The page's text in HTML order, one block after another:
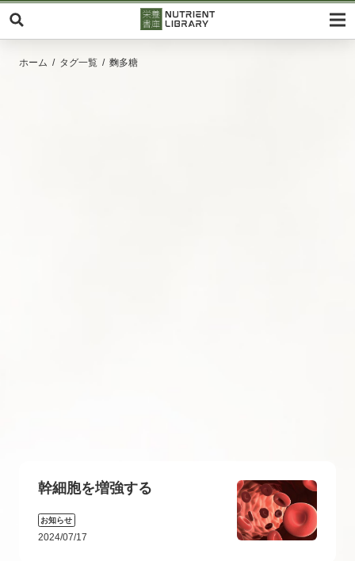
ホーム タグ一覧 麴多糖
幹細胞を増強する
お知らせ
2024/07/17